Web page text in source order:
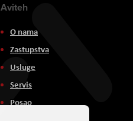
Aviteh
O nama
Zastupstva
Usluge
Servis
Posao